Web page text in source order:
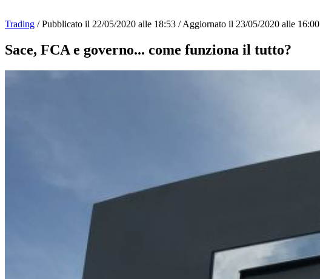
Trading / Pubblicato il 22/05/2020 alle 18:53 / Aggiornato il 23/05/2020 alle 16:00
Sace, FCA e governo... come funziona il tutto?